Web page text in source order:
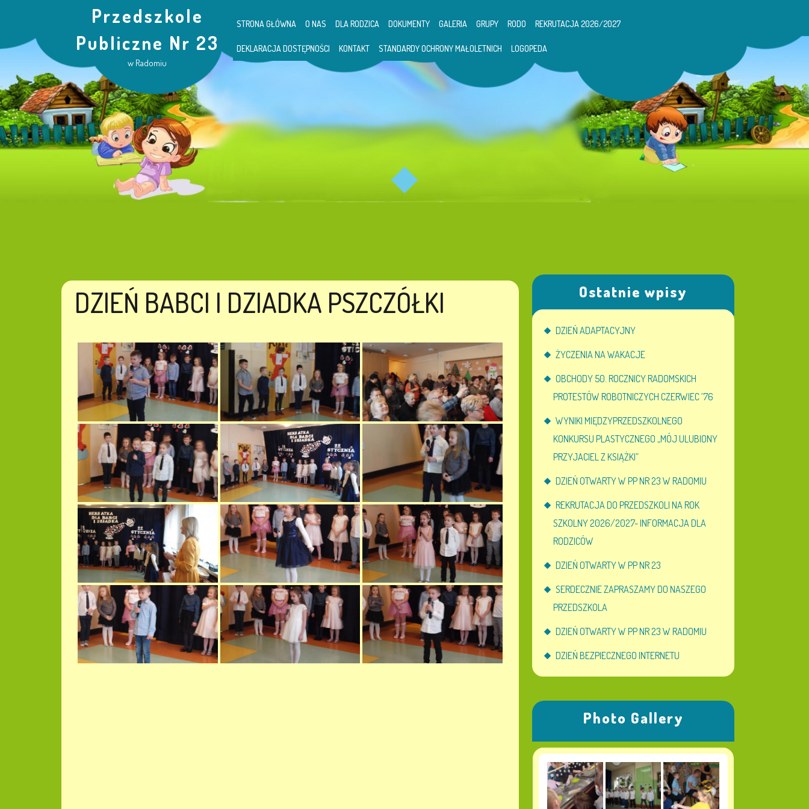
Przedszkole
Publiczne Nr 23
w Radomiu
STRONA GŁÓWNA O NAS DLA RODZICA DOKUMENTY GALERIA GRUPY RODO REKRUTACJA 2026/2027
DEKLARACJA DOSTĘPNOŚCI KONTAKT STANDARDY OCHRONY MAŁOLETNICH LOGOPEDA
DZIEŃ BABCI I DZIADKA PSZCZÓŁKI Ostatnie wpisy
DZIEŃ ADAPTACYJNY
ŻYCZENIA NA WAKACJE
OBCHODY 50. ROCZNICY RADOMSKICH
PROTESTÓW ROBOTNICZYCH CZERWIEC ’76
WYNIKI MIĘDZYPRZEDSZKOLNEGO
KONKURSU PLASTYCZNEGO „MÓJ ULUBIONY
PRZYJACIEL Z KSIĄŻKI”
DZIEŃ OTWARTY W PP NR 23 W RADOMIU
REKRUTACJA DO PRZEDSZKOLI NA ROK
SZKOLNY 2026/2027- INFORMACJA DLA
RODZICÓW
DZIEŃ OTWARTY W PP NR 23
SERDECZNIE ZAPRASZAMY DO NASZEGO
PRZEDSZKOLA
DZIEŃ OTWARTY W PP NR 23 W RADOMIU
DZIEŃ BEZPIECZNEGO INTERNETU
Photo Gallery